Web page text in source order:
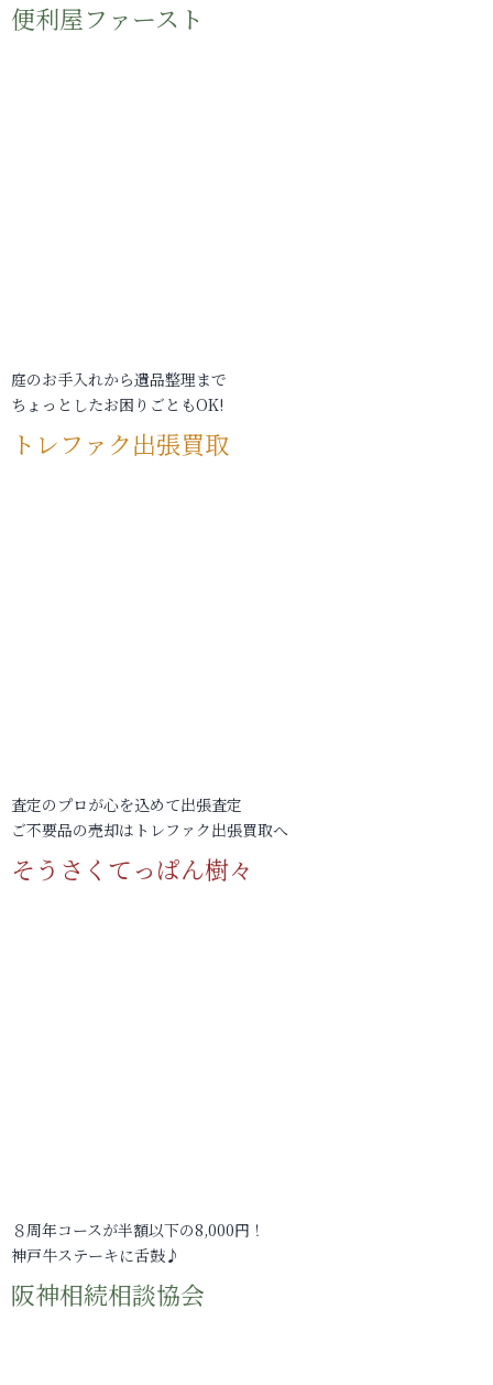
便利屋ファースト
庭のお手入れから遺品整理まで
ちょっとしたお困りごともOK!
トレファク出張買取
査定のプロが心を込めて出張査定
ご不要品の売却はトレファク出張買取へ
そうさくてっぱん樹々
８周年コースが半額以下の8,000円！
神戸牛ステーキに舌鼓♪
阪神相続相談協会